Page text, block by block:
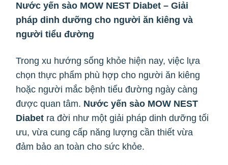
Nước yến sào MOW NEST Diabet – Giải
pháp dinh dưỡng cho người ăn kiêng và
người tiểu đường
Trong xu hướng sống khỏe hiện nay, việc lựa
chọn thực phẩm phù hợp cho người ăn kiêng
hoặc người mắc bệnh tiểu đường ngày càng
được quan tâm. Nước yến sào MOW NEST
Diabet ra đời như một giải pháp dinh dưỡng tối
ưu, vừa cung cấp năng lượng cần thiết vừa
đảm bảo an toàn cho sức khỏe.